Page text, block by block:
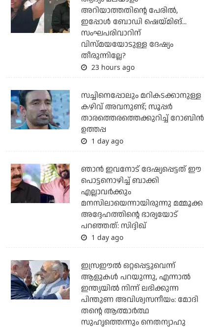
അറിയാത്തതിന്റെ പേരില്‍,
ഇപ്പോള്‍ ബോഡി ഷെയ്മിങ്...
സംഘപരിവാറിന്
വിസ്മയയോടുള്ള ദേഷ്യം
തീരുന്നില്ലേ?
23 hours ago
സച്ചിനെപ്പോലും മറികടക്കാനുള്ള
കഴിവ് അവനുണ്ട്; സൂപ്പര്‍
താരത്തെരത്തെക്കുറിച്ച് റോബിന്‍
ഉത്തപ്പ
1 day ago
ഞാന്‍ ഇവനോട് ദേഷ്യപ്പെട്ടത് ഈ
പൊട്ടനൊഴിച്ച് ബാക്കി
എല്ലാവര്‍ക്കും
മനസിലായെന്നായിരുന്നു മമ്മൂക്ക
അദ്ദേഹത്തിന്റെ ഭാര്യയോട്
പറഞ്ഞത്: സിദ്ദിഖ്
1 day ago
ഇസ്രഈല്‍ ഒറ്റപ്പെട്ടുവെന്ന്
ആളുകള്‍ പറയുന്നു, എന്നാല്‍
ഇന്ത്യയില്‍ നിന്ന് ലഭിക്കുന്ന
പിന്തുണ അവിശ്വസനീയം: മോദി
തന്റെ ആത്മാര്‍ത്ഥ
സുഹൃത്തെന്നും നെതന്യാഹു